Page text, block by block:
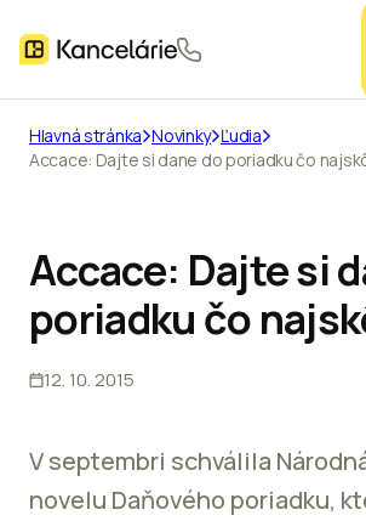
Hlavná stránka Novinky Ľudia
Accace: Dajte si dane do poriadku čo
Accace: Dajte si
poriadku čo
12. 10. 2015
V septembri schválila
novelu Daňového poriadku,